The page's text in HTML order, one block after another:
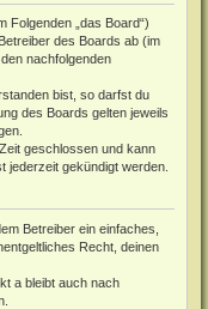
Folgenden „das Board“)
des Boards ab (im
nachfolgenden
bist, so darfst du
des Boards gelten jeweils
geschlossen und kann
jederzeit gekündigt werden.
Betreiber ein einfaches,
Recht, deinen
a bleibt auch nach